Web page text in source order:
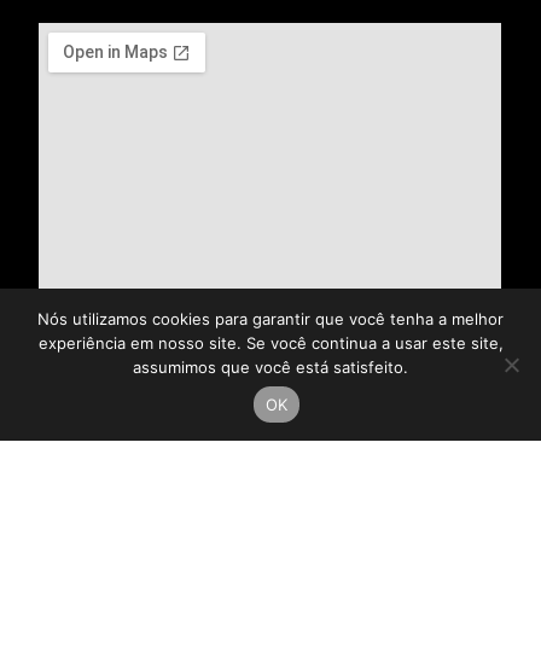
Nós utilizamos cookies para garantir que você tenha a melhor
experiência em nosso site. Se você continua a usar este site,
assumimos que você está satisfeito.
OK